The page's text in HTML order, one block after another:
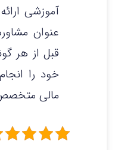
آموزشی
عنوان
قبل از هر
خود را
مالی